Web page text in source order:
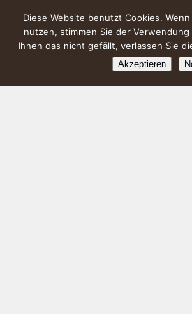
Diese Website benutzt Cookies.
nutzen, stimmen Sie der Verwendung
Ihnen das nicht gefällt, verlassen Sie
Akzeptieren